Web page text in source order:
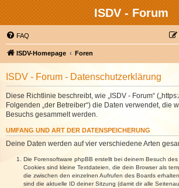
ISDV - Forum
FAQ
ISDV-Homepage Foren
ISDV - Forum - Datenschutzerklärung
Diese Richtlinie beschreibt, wie „ISDV - Forum“
Folgenden „der Betreiber“) die Daten verwendet, die
Besuchs gesammelt werden.
UMFANG UND ART DER DATENSPEICHERUNG
Deine Daten werden auf vier verschiedene Arten
Die Forensoftware phpBB erstellt bei deinem Besuch
Cookies sind kleine Textdateien, die dein Browser als
die zwischen den einzelnen Aufrufen des Boards
sind die aktuelle ID deiner Sitzung (damit dir alle